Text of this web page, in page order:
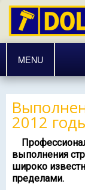
MENU
2012
выполнения
широко
пределами.